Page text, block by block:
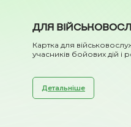
ДЛЯ
Картка для
учасників бойових дій і
Детальніше